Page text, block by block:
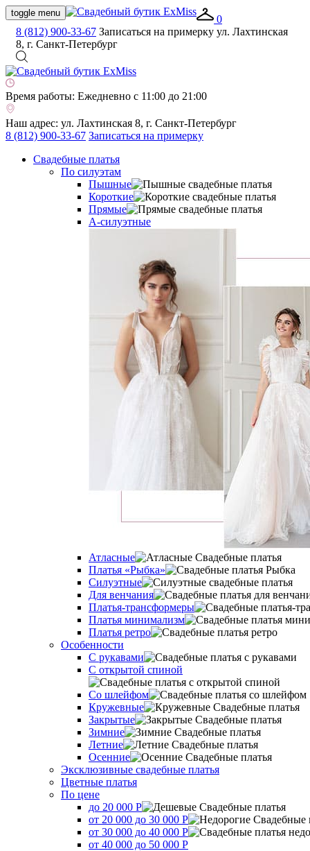
toggle menu
0
8 (812) 900-33-67 Записаться на примерку ул. Лахтинская
8, г. Санкт-Петербург
Время работы: Ежедневно с 11:00 до 21:00
Наш адрес: ул. Лахтинская 8, г. Санкт-Петербург
8 (812) 900-33-67 Записаться на примерку
Свадебные платья
По силуэтам
Пышные
Короткие
Прямые
А-силуэтные
Атласные
Платья «Рыбка»
Силуэтные
Для венчания
Платья-трансформеры
Платья минимализм
Платья ретро
Оcобенности
С рукавами
С открытой спиной
Со шлейфом
Кружевные
Закрытые
Зимние
Летние
Осенние
Эксклюзивные свадебные платья
Цветные платья
По цене
до 20 000 Р
от 20 000 до 30 000 Р
от 30 000 до 40 000 Р
от 40 000 до 50 000 Р